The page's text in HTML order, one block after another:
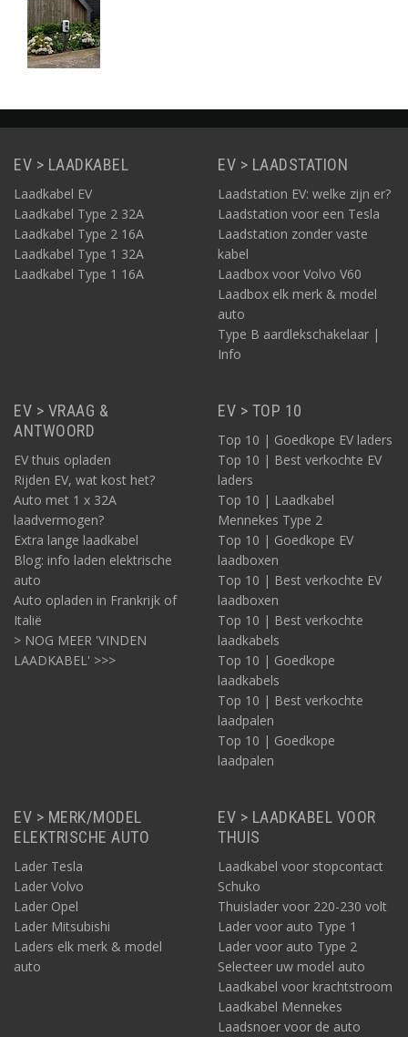
EV > LAADKABEL
Laadkabel EV
Laadkabel Type 2 32A
Laadkabel Type 2 16A
Laadkabel Type 1 32A
Laadkabel Type 1 16A
EV > LAADSTATION
Laadstation EV: welke zijn er?
Laadstation voor een Tesla
Laadstation zonder vaste
kabel
Laadbox voor Volvo V60
Laadbox elk merk & model
auto
Type B aardlekschakelaar |
Info
EV > VRAAG &
ANTWOORD
EV thuis opladen
Rijden EV, wat kost het?
Auto met 1 x 32A
laadvermogen?
Extra lange laadkabel
Blog: info laden elektrische
auto
Auto opladen in Frankrijk of
Italië
> NOG MEER 'VINDEN
LAADKABEL' >>>
EV > TOP 10
Top 10 | Goedkope EV laders
Top 10 | Best verkochte EV
laders
Top 10 | Laadkabel
Mennekes Type 2
Top 10 | Goedkope EV
laadboxen
Top 10 | Best verkochte EV
laadboxen
Top 10 | Best verkochte
laadkabels
Top 10 | Goedkope
laadkabels
Top 10 | Best verkochte
laadpalen
Top 10 | Goedkope
laadpalen
EV > MERK/MODEL
ELEKTRISCHE AUTO
Lader Tesla
Lader Volvo
Lader Opel
Lader Mitsubishi
Laders elk merk & model
auto
EV > LAADKABEL VOOR
THUIS
Laadkabel voor stopcontact
Schuko
Thuislader voor 220-230 volt
Lader voor auto Type 1
Lader voor auto Type 2
Selecteer uw model auto
Laadkabel voor krachtstroom
Laadkabel Mennekes
Laadsnoer voor de auto